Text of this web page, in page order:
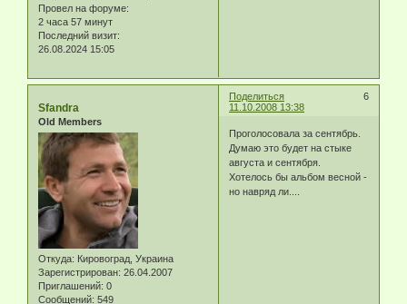
Провел на форуме:
2 часа 57 минут
Последний визит:
26.08.2024 15:05
Поделиться
6
11.10.2008 13:38
Sfandra
Old Members
Откуда: Кировоград, Украина
Зарегистрирован: 26.04.2007
Приглашений: 0
Сообщений: 549
Проголосовала за сентябрь.
Думаю это будет на стыке
августа и сентября.
Хотелось бы альбом весной -
но навряд ли....